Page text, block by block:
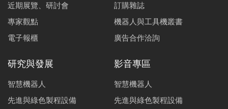
近期展覽、研討會
專家觀點
電子報櫃
訂購雜誌
機器人與工具機叢書
廣告合作洽詢
研究與發展
智慧機器人
先進與綠色製程設備
影音專區
智慧機器人
先進與綠色製程設備